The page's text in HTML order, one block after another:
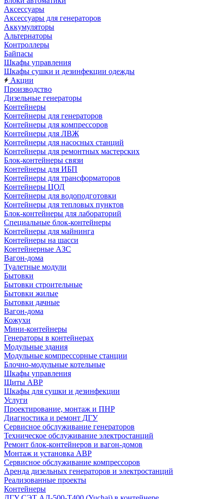
Аксессуары
Аксессуары для генераторов
Аккумуляторы
Альтернаторы
Контроллеры
Байпасы
Шкафы управления
Шкафы сушки и дезинфекции одежды
Акции
Производство
Дизельные генераторы
Контейнеры
Контейнеры для генераторов
Контейнеры для компрессоров
Контейнеры для ЛВЖ
Контейнеры для насосных станций
Контейнеры для ремонтных мастерских
Блок-контейнеры связи
Контейнеры для ИБП
Контейнеры для трансформаторов
Контейнеры ЦОД
Контейнеры для водоподготовки
Контейнеры для тепловых пунктов
Блок-контейнеры для лабораторий
Специальные блок-контейнеры
Контейнеры для майнинга
Контейнеры на шасси
Контейнерные АЗС
Вагон-дома
Туалетные модули
Бытовки
Бытовки строительные
Бытовки жилые
Бытовки дачные
Вагон-дома
Кожухи
Мини-контейнеры
Генераторы в контейнерах
Модульные здания
Модульные компрессорные станции
Блочно-модульные котельные
Шкафы управления
Щиты АВР
Шкафы для сушки и дезинфекции
Услуги
Проектирование, монтаж и ПНР
Диагностика и ремонт ДГУ
Сервисное обслуживание генераторов
Техническое обслуживание электростанций
Ремонт блок-контейнеров и вагон-домов
Монтаж и установка АВР
Сервисное обслуживание компрессоров
Аренда дизельных генераторов и электростанций
Реализованные проекты
Контейнеры